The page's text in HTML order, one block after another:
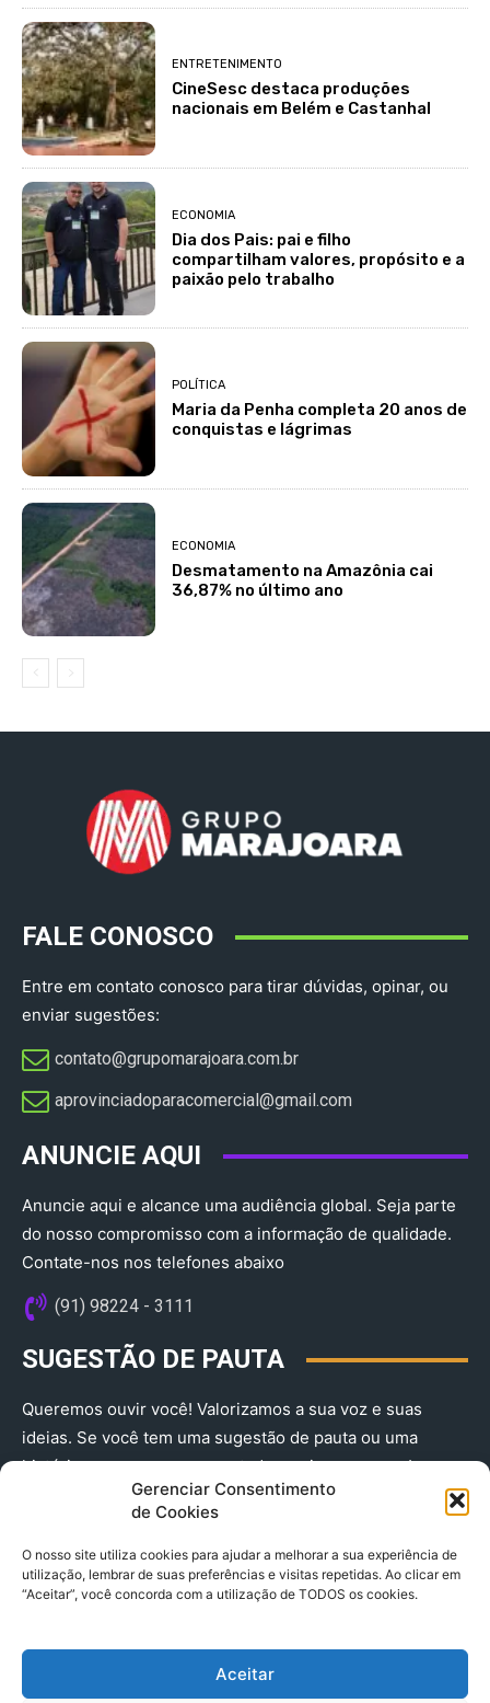
Gerenciar Consentimento
de Cookies
O nosso site utiliza cookies para ajudar a melhorar a sua experiência de
utilização, lembrar de suas preferências e visitas repetidas. Ao clicar em
“Aceitar”, você concorda com a utilização de TODOS os cookies.
Aceitar
ENTRETENIMENTO
CineSesc destaca produções
nacionais em Belém e Castanhal
ECONOMIA
Dia dos Pais: pai e filho
compartilham valores, propósito e a
paixão pelo trabalho
POLÍTICA
Maria da Penha completa 20 anos de
conquistas e lágrimas
ECONOMIA
Desmatamento na Amazônia cai
36,87% no último ano
FALE CONOSCO
Entre em contato conosco para tirar dúvidas, opinar, ou
enviar sugestões:
contato@grupomarajoara.com.br
aprovinciadoparacomercial@gmail.com​
ANUNCIE AQUI
Anuncie aqui e alcance uma audiência global. Seja parte
do nosso compromisso com a informação de qualidade.
Contate-nos nos telefones abaixo
(91) 98224 - 3111
SUGESTÃO DE PAUTA
Queremos ouvir você! Valorizamos a sua voz e suas
ideias. Se você tem uma sugestão de pauta ou uma
história que merece ser contada, envie-nos agora!
(91) 98224 - 3111